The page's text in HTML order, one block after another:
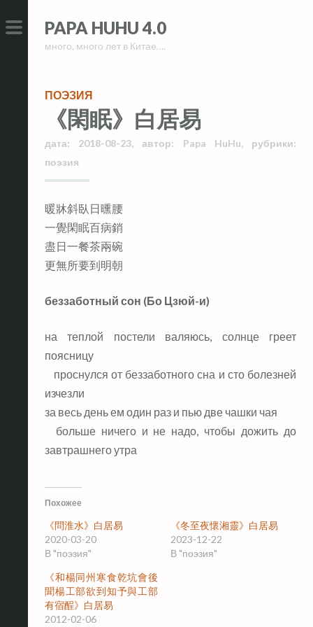
to
PRIMARY
to
PAPA HUHU 4.0
много, много лет в Китае….
ПОЭЗИЯ
《閑眠》白居易
дата: 2018-08-23, автор: Papa HuHu,рубрики:
поэзия
暖牀斜臥日曛腰
一覺閑眠百病銷
盡日一餐茶兩碗
更無所要到明朝
беззаботный сон (Бо Цзюй-и)
на теплой постели валяюсь, солнце греет
поясницу
проснулся от беззаботного сна и сто болезней
изчезли
за весь день ем один раз и пью две чашки чая
больше ничего и не надо, чтобы дожить до
завтрашнего утра
Похожее
《問淮水》白居易
2020-03-20
В "поэзия"
《冬至夜懷湘靈》白居易
2023-12-22
В "поэзия"
《和楊同州寒食乾坑會後
聞楊工部欲到知予與工部
有宿酲》白居易
2012-02-06